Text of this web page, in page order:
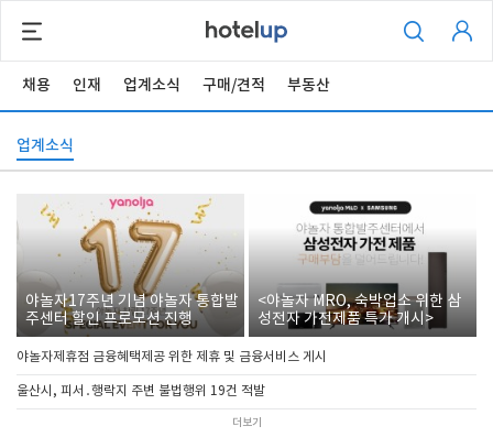
채용 인재 업계소식 구매/견적 부동산
업계소식
야놀자17주년 기념 야놀자 통합발
주센터 할인 프로모션 진행
<야놀자 MRO, 숙박업소 위한 삼
성전자 가전제품 특가 개시>
야놀자제휴점 금융혜택제공 위한 제휴 및 금융서비스 게시
울산시, 피서․행락지 주변 불법행위 19건 적발
더보기